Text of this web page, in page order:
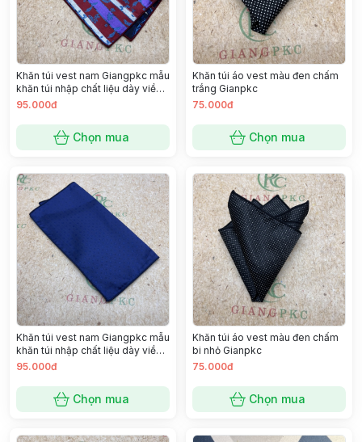
Khăn túi vest nam Giangpkc mẫu
khăn túi nhập chất liệu dày viền
đẹp SP 2221387
95.000đ
Chọn mua
Khăn túi áo vest màu đen chấm
trắng Gianpkc
75.000đ
Chọn mua
Khăn túi vest nam Giangpkc mẫu
khăn túi nhập chất liệu dày viền
đẹp SP 2221377
95.000đ
Chọn mua
Khăn túi áo vest màu đen chấm
bi nhỏ Gianpkc
75.000đ
Chọn mua